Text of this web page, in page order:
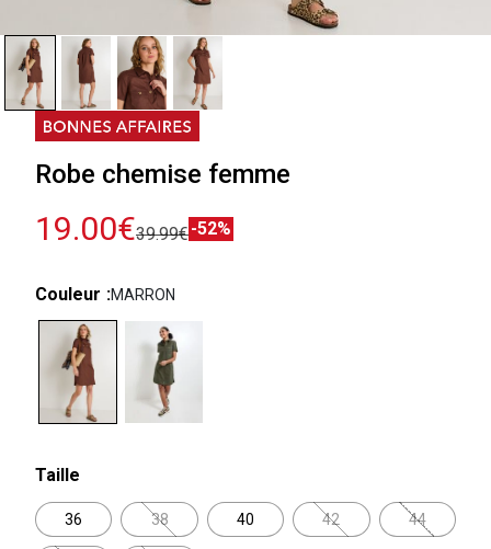
Robe chemise femme
19.00€39.99€-52%
Couleur MARRON
Taille
36 38 40 42 44